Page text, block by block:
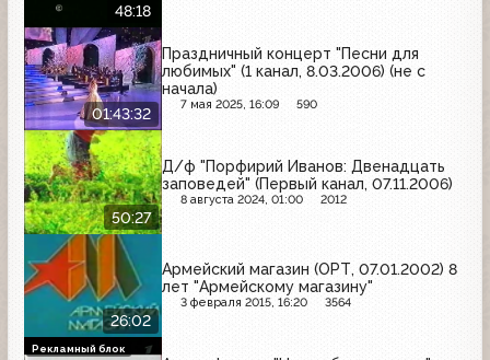
48:18
01:43:32
Праздничный концерт "Песни для
любимых" (1 канал, 8.03.2006) (не с
начала)
7 мая 2025, 16:09 590
50:27
Д/ф "Порфирий Иванов: Двенадцать
заповедей" (Первый канал, 07.11.2006)
8 августа 2024, 01:00 2012
26:02
Армейский магазин (ОРТ, 07.01.2002) 8
лет "Армейскому магазину"
3 февраля 2015, 16:20 3564
Рекламный блок